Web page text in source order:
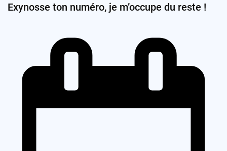
Exynosse ton numéro, je m’occupe du reste !